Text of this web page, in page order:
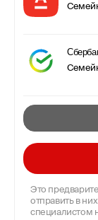
Это
отправить в
специалистом